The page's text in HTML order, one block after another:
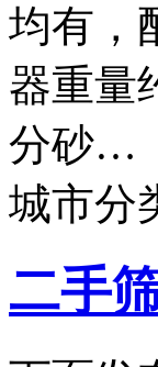
均有，
器重量
分砂…
城市分
二手